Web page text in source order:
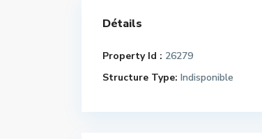
Détails
Property Id : 26279
Structure Type: Indisponible